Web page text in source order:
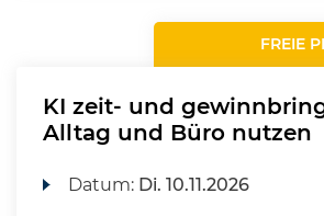
FREIE
KI zeit- und
Alltag und Büro nutzen
Datum: Di. 10.11.2026